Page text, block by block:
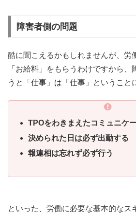
障害者側の問題
酷に聞こえるかもしれませんが、労
「お給料」をもらうわけですから、
うと「仕事」は「仕事」ということ
TPOをわきまえたコミュニケ
決められた日は必ず出勤する
報連相は忘れず必ず行う
といった、労働に必要な基本的なス